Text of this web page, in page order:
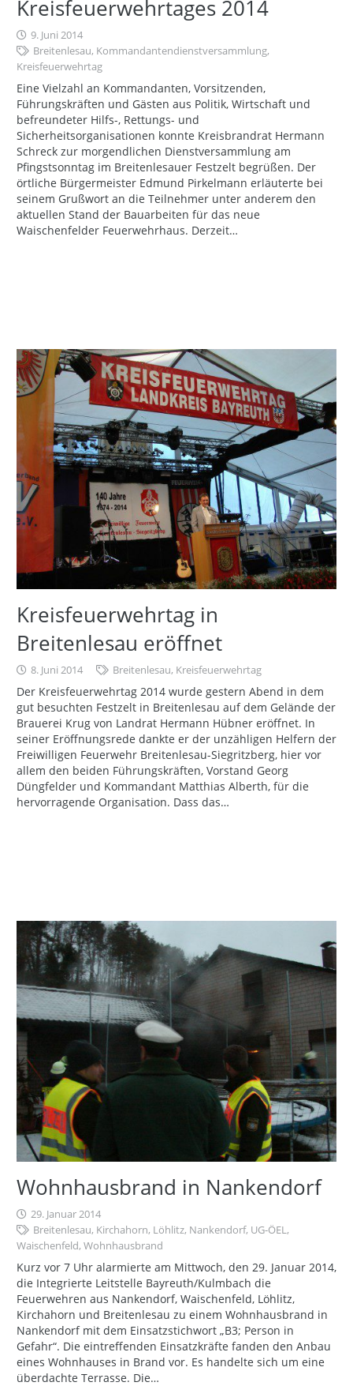
Kreisfeuerwehrtages 2014
9. Juni 2014
Breitenlesau, Kommandantendienstversammlung,
Kreisfeuerwehrtag
Eine Vielzahl an Kommandanten, Vorsitzenden,
Führungskräften und Gästen aus Politik, Wirtschaft und
befreundeter Hilfs-, Rettungs- und
Sicherheitsorganisationen konnte Kreisbrandrat Hermann
Schreck zur morgendlichen Dienstversammlung am
Pfingstsonntag im Breitenlesauer Festzelt begrüßen. Der
örtliche Bürgermeister Edmund Pirkelmann erläuterte bei
seinem Grußwort an die Teilnehmer unter anderem den
aktuellen Stand der Bauarbeiten für das neue
Waischenfelder Feuerwehrhaus. Derzeit…
Kreisfeuerwehrtag in
Breitenlesau eröffnet
8. Juni 2014 Breitenlesau, Kreisfeuerwehrtag
Der Kreisfeuerwehrtag 2014 wurde gestern Abend in dem
gut besuchten Festzelt in Breitenlesau auf dem Gelände der
Brauerei Krug von Landrat Hermann Hübner eröffnet. In
seiner Eröffnungsrede dankte er der unzähligen Helfern der
Freiwilligen Feuerwehr Breitenlesau-Siegritzberg, hier vor
allem den beiden Führungskräften, Vorstand Georg
Düngfelder und Kommandant Matthias Alberth, für die
hervorragende Organisation. Dass das…
Wohnhausbrand in Nankendorf
29. Januar 2014
Breitenlesau, Kirchahorn, Löhlitz, Nankendorf, UG-ÖEL,
Waischenfeld, Wohnhausbrand
Kurz vor 7 Uhr alarmierte am Mittwoch, den 29. Januar 2014,
die Integrierte Leitstelle Bayreuth/Kulmbach die
Feuerwehren aus Nankendorf, Waischenfeld, Löhlitz,
Kirchahorn und Breitenlesau zu einem Wohnhausbrand in
Nankendorf mit dem Einsatzstichwort „B3; Person in
Gefahr“. Die eintreffenden Einsatzkräfte fanden den Anbau
eines Wohnhauses in Brand vor. Es handelte sich um eine
überdachte Terrasse. Die…